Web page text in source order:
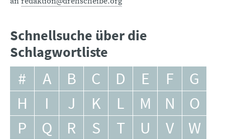
Schnellsuche über die
Schlagwortliste
# A B C D E F
G
H
I J K L M N
O
P
Q R S T U V
W